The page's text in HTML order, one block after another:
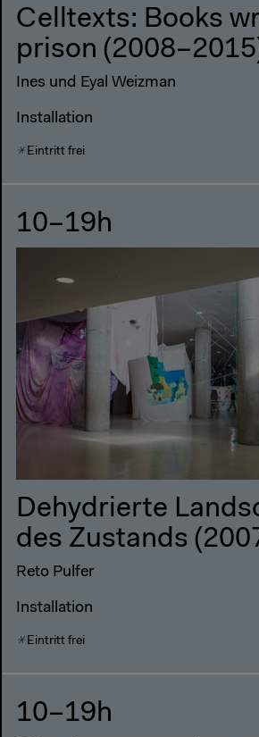
Celltexts: Books
prison
Ines und Eyal Weizman
Installation
Eintritt frei
10–19h
Dehydrierte
des Zustands
Reto Pulfer
Installation
Eintritt frei
10–19h